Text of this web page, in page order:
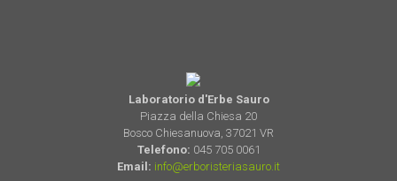
Laboratorio d'Erbe Sauro
Piazza della Chiesa 20
Bosco Chiesanuova, 37021 VR
Telefono: 045 705 0061
Email: info@erboristeriasauro.it